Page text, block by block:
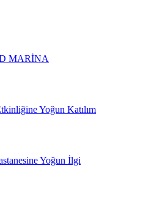
MARİNA
Yoğun Katılım
Yoğun İlgi